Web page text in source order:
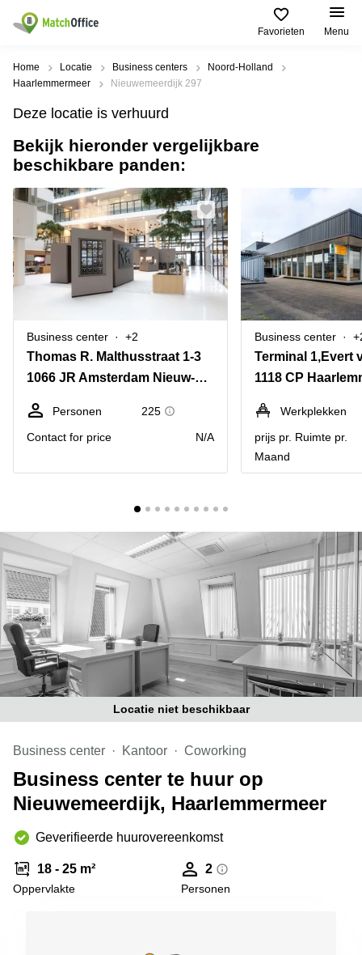
Favorieten Menu
Huren / Verhuren
Productpagina's
Kantoorruimten
Business
Flexplekken
Coworking
Spaces
Vergaderruimten
Bedrijfsruimte
Populaire
Steden
Alkmaar
Oost
Amsterdam
Westpoort
Bergen
Breda
Hengelo
Hilversum
Hoofddorp
Tilburg
Zwolle
Amsterdam
Westpoort
Populaire
zoekopdrachten
Kantoorruimte
in Breda
Kantoor
huren
Bergen
op
Zoom
Kantoor
Kantoor
huren
Reeuwijk
Business
Arnhem
Business
center
Hilversum
Business
center
Den
Haag
Coworking
space
Breda
Coworking
in Arnhem
Coworking
Hilversum
Coworking
space
Zwolle
Help
Over ons
Voeg je kantoorruimte toe
Huurprijs
Log in
Home Locatie Business centers
Noord-Holland
Haarlemmermeer
Nieuwemeerdijk 297
Deze locatie is verhuurd
Bekijk hieronder vergelijkbare
beschikbare panden:
Business center +2
Thomas R. Malthusstraat 1-3
1066 JR Amsterdam Nieuw-West
Personen
225
Contact for price
N/A
Business center
1118 CP
Werkplekken
prijs pr. Ruimte pr.
Maand
Locatie niet beschikbaar
Business center Kantoor Coworking
Business center te huur op
Nieuwemeerdijk, Haarlemmermeer
Geverifieerde huurovereenkomst
18 - 25 m²
Oppervlakte
2
Personen